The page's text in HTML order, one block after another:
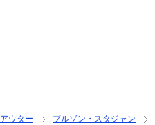
アウター ブルゾン・スタジャン